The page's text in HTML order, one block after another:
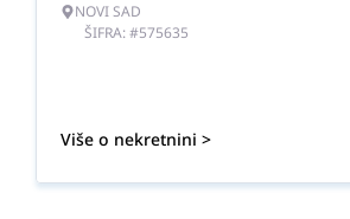
NOVI SAD
ŠIFRA: #575635
Više o nekretnini >